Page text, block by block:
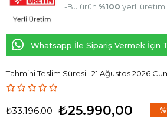
-Bu ürün %100 yerli üretim!
Whatsapp İle Sipariş Vermek İçin
Tahmini Teslim Süresi : 21 Ağustos 2026
₺33.196,00 ₺25.990,00 %